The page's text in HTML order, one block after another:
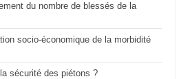
du nombre de blessés de la
socio-économique de la morbidité
sécurité des piétons ?